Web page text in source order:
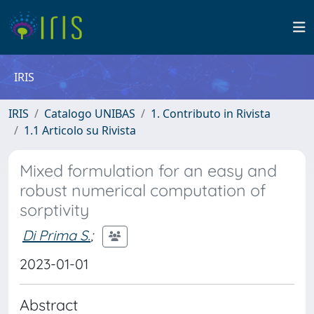
IRIS
IRIS Catalogo UNIBAS
1. Contributo in Rivista
1.1 Articolo su Rivista
Mixed formulation for an easy and
robust numerical computation of
sorptivity
Di Prima S.;
2023-01-01
Abstract